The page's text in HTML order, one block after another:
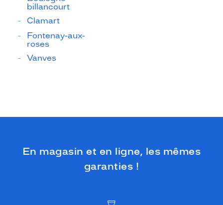
billancourt
Clamart
Fontenay-aux-
roses
Vanves
En magasin et en ligne, les mêmes
garanties !